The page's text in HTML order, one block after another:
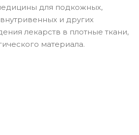
для подкожных,
и других
лекарств в плотные ткани,
материала.